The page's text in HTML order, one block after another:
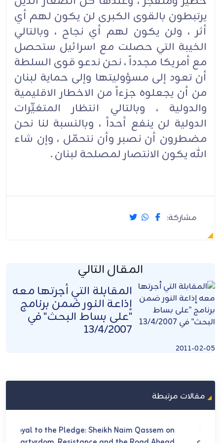
يرتبطون بالقوى الكبرى لن يكون لهم أي
أثر ، ولن يكون لهم أي نجاح ، وبالتالي
الخيبة التي حصلت مع اسرائيل ستحصل
مع أمريكا مجدداً ، نحن ندعو قوى السلطة
أن تعود إلى مسؤوليتها وإلى حماية لبنان
من أن يجعلوه جزءاً من الاخطار الاقليمية
والدولية ، وبالتالي انتظار المتغيِّرات
الدولية لن ينفع أحداً ، وبالنسبة لنا نحن
مضطرون أن نصبر وأن نتحمّل ، وإن شاء
الله يكون الانتصار لمصلحة لبنان .
مشاركة:
المقال التالي
المقابلة التي أجرتها معه
إذاعة النور ضمن برنامج
"على بساط البحث" في
13/4/2007
2011-02-05
مقالات مرتبطة
Loyal to the Pledge: Sheikh Naim Qassem on